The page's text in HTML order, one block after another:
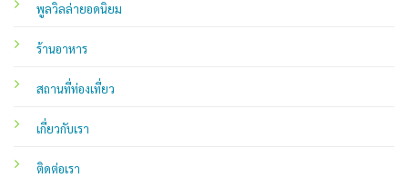
พูลวิลล่ายอดนิยม
ร้านอาหาร
สถานที่ท่องเที่ยว
เกี่ยวกับเรา
ติดต่อเรา